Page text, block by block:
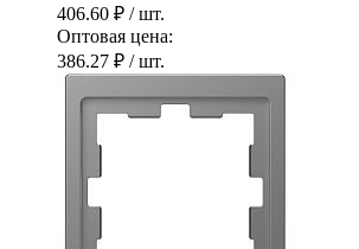
406.60 ₽ / шт.
Оптовая цена:
386.27 ₽ / шт.